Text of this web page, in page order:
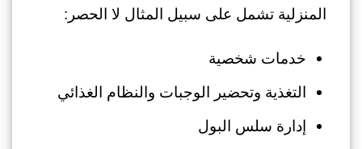
المنزلية تشمل على سبيل المثال لا الحصر:
خدمات شخصية
التغذية وتحضير الوجبات والنظام الغذائي
إدارة سلس البول